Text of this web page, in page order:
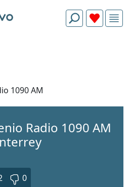
1090 AM
Radio 1090 AM
0